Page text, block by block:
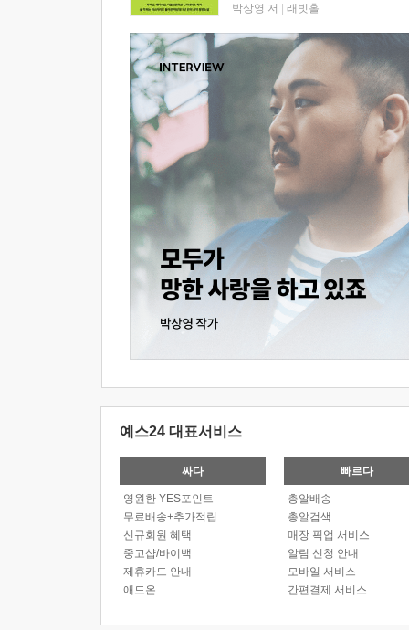
박상영 저 래빗홀
예스24 대표서비스
싸다
영원한 YES포인트
무료배송+추가적립
신규회원 혜택
중고샵/바이백
제휴카드 안내
애드온
빠르다
총알배송
총알검색
매장 픽업 서비스
알림 신청 안내
모바일 서비스
간편결제 서비스